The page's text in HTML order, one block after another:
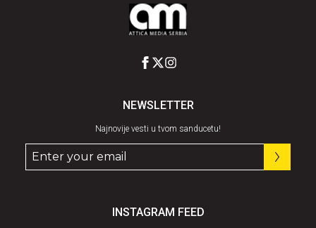
NEWSLETTER
Najnovije vesti u tvom sanducetu!
INSTAGRAM FEED